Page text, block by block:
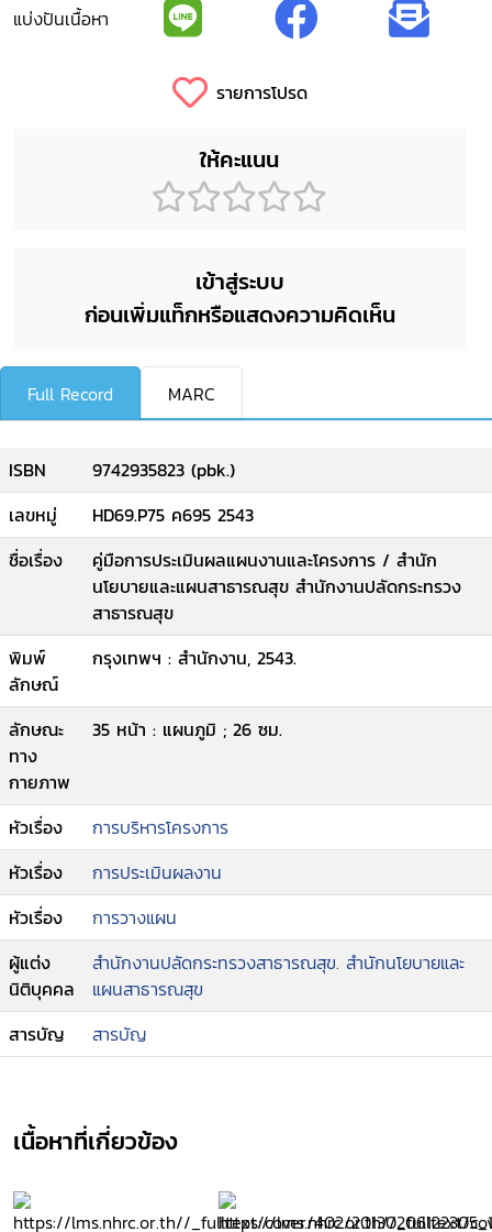
แบ่งปันเนื้อหา
รายการโปรด
ให้คะแนน
เข้าสู่ระบบ
ก่อนเพิ่มแท็กหรือแสดงความคิดเห็น
Full Record MARC
ISBN
9742935823 (pbk.)
เลขหมู่
HD69.P75 ค695 2543
ชื่อเรื่อง
คู่มือการประเมินผลแผนงานและโครงการ / สำนัก
นโยบายและแผนสาธารณสุข สำนักงานปลัดกระทรวง
สาธารณสุข
พิมพ์
ลักษณ์
กรุงเทพฯ : สำนักงาน, 2543.
ลักษณะ
ทาง
กายภาพ
35 หน้า : แผนภูมิ ; 26 ซม.
หัวเรื่อง
การบริหารโครงการ
หัวเรื่อง
การประเมินผลงาน
หัวเรื่อง
การวางแผน
ผู้แต่ง
นิติบุคคล
สำนักงานปลัดกระทรวงสาธารณสุข. สำนักนโยบายและ
แผนสาธารณสุข
สารบัญ
สารบัญ
เนื้อหาที่เกี่ยวข้อง